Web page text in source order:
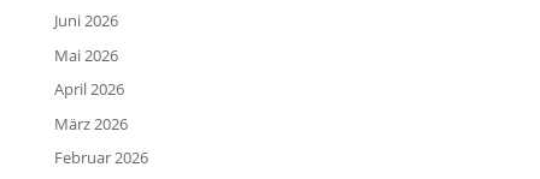
Juni 2026
Mai 2026
April 2026
März 2026
Februar 2026